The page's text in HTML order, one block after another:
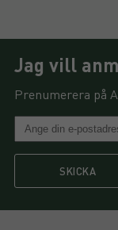
Jag vill
Prenumerera på
SKICKA